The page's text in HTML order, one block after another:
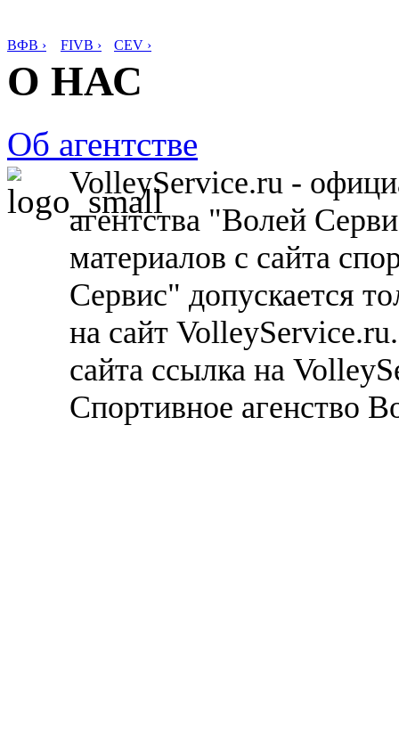
ВФВ › FIVB › CEV ›
О НАС
Об агентстве
VolleyService.ru -
агентства "Волей
материалов с сайта
Сервис" допускается
на сайт
сайта ссылка на
Спортивное агенство